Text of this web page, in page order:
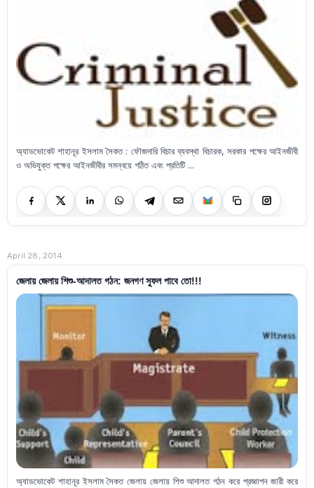
অ্যাডভোকেট শাহানূর ইসলাম সৈকত : ফৌজদারি বিচার ব্যবস্থা বিচারক, সরকার পক্ষের আইনজীবী
ও অভিযুক্ত পক্ষের আইনজীবীর সমন্বয়ে গঠিত এবং প্রতিটি ...
April 28, 2014
জেলায় জেলায় শিশু-আদালত গঠন: জনগণ সুফল পাবে তো!!!
অ্যাডভোকেট শাহানূর ইসলাম সৈকত জেলায় জেলায় শিশু আদালত গঠন করে প্রজ্ঞাপন জারী করে